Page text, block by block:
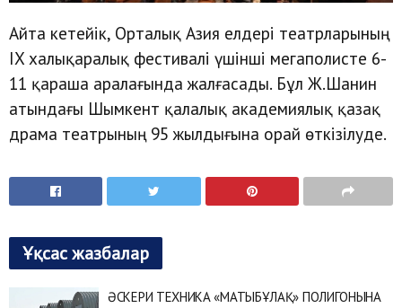
Айта кетейік, Орталық Азия елдері театрларының
IX халықаралық фестивалі үшінші мегаполисте 6-
11 қараша аралағында жалғасады. Бұл Ж.Шанин
атындағы Шымкент қалалық академиялық қазақ
драма театрының 95 жылдығына орай өткізілуде.
Ұқсас жазбалар
ӘСКЕРИ ТЕХНИКА «МАТЫБҰЛАҚ» ПОЛИГОНЫНА